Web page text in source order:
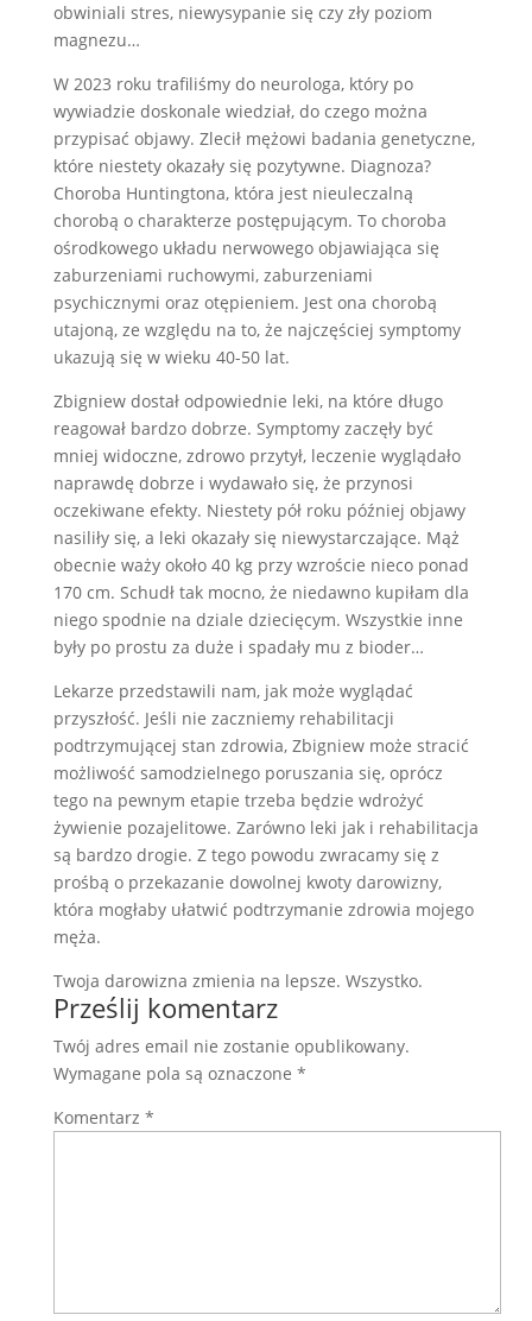
obwiniali stres, niewysypanie się czy zły poziom
magnezu…
W 2023 roku trafiliśmy do neurologa, który po
wywiadzie doskonale wiedział, do czego można
przypisać objawy. Zlecił mężowi badania genetyczne,
które niestety okazały się pozytywne. Diagnoza?
Choroba Huntingtona, która jest nieuleczalną
chorobą o charakterze postępującym. To choroba
ośrodkowego układu nerwowego objawiająca się
zaburzeniami ruchowymi, zaburzeniami
psychicznymi oraz otępieniem. Jest ona chorobą
utajoną, ze względu na to, że najczęściej symptomy
ukazują się w wieku 40-50 lat.
Zbigniew dostał odpowiednie leki, na które długo
reagował bardzo dobrze. Symptomy zaczęły być
mniej widoczne, zdrowo przytył, leczenie wyglądało
naprawdę dobrze i wydawało się, że przynosi
oczekiwane efekty. Niestety pół roku później objawy
nasiliły się, a leki okazały się niewystarczające. Mąż
obecnie waży około 40 kg przy wzroście nieco ponad
170 cm. Schudł tak mocno, że niedawno kupiłam dla
niego spodnie na dziale dziecięcym. Wszystkie inne
były po prostu za duże i spadały mu z bioder…
Lekarze przedstawili nam, jak może wyglądać
przyszłość. Jeśli nie zaczniemy rehabilitacji
podtrzymującej stan zdrowia, Zbigniew może stracić
możliwość samodzielnego poruszania się, oprócz
tego na pewnym etapie trzeba będzie wdrożyć
żywienie pozajelitowe. Zarówno leki jak i rehabilitacja
są bardzo drogie. Z tego powodu zwracamy się z
prośbą o przekazanie dowolnej kwoty darowizny,
która mogłaby ułatwić podtrzymanie zdrowia mojego
męża.
Twoja darowizna zmienia na lepsze. Wszystko.
Prześlij komentarz
Twój adres email nie zostanie opublikowany.
Wymagane pola są oznaczone *
Komentarz *